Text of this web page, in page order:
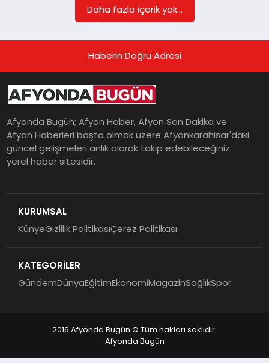
Daha fazla içerik yok...
Haberin Doğru Adresi
Afyonda Bugün; Afyon Haber, Afyon Son Dakika ve
Afyon Haberleri başta olmak üzere Afyonkarahisar'daki
güncel gelişmeleri anlık olarak takip edebileceğiniz
yerel haber sitesidir.
KURUMSAL
KünyeGizlilik PolitikasıÇerez Politikası
KATEGORİLER
GündemDünyaEğitimEkonomiMagazinSağlıkSpor
2016 Afyonda Bugün © Tüm hakları saklıdır.
Afyonda Bugün